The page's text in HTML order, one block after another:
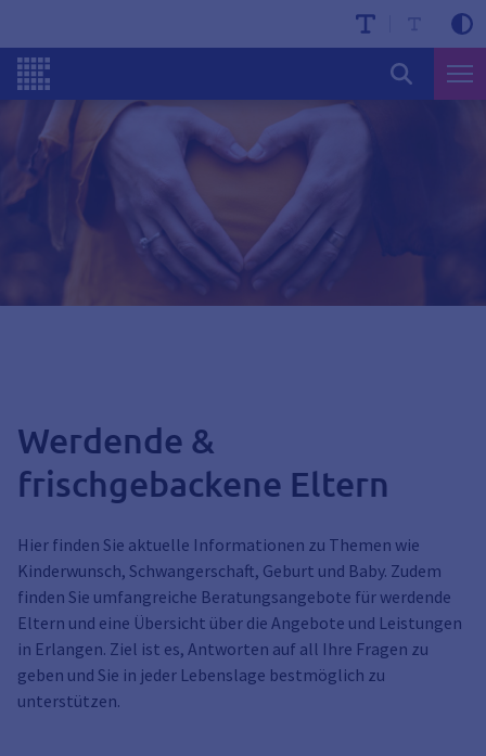
Werdende &
frischgebackene Eltern
Hier finden Sie aktuelle Informationen zu Themen wie
Kinderwunsch, Schwangerschaft, Geburt und Baby. Zudem
finden Sie umfangreiche Beratungsangebote für werdende
Eltern und eine Übersicht über die Angebote und Leistungen
in Erlangen. Ziel ist es, Antworten auf all Ihre Fragen zu
geben und Sie in jeder Lebenslage bestmöglich zu
unterstützen.